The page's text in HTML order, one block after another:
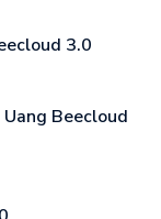
3.0
Beecloud